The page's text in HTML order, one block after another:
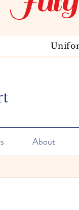
About